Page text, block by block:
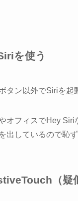
を使う
タン以外でSiriを起
やオフィスでHey
出しているので恥
（疑